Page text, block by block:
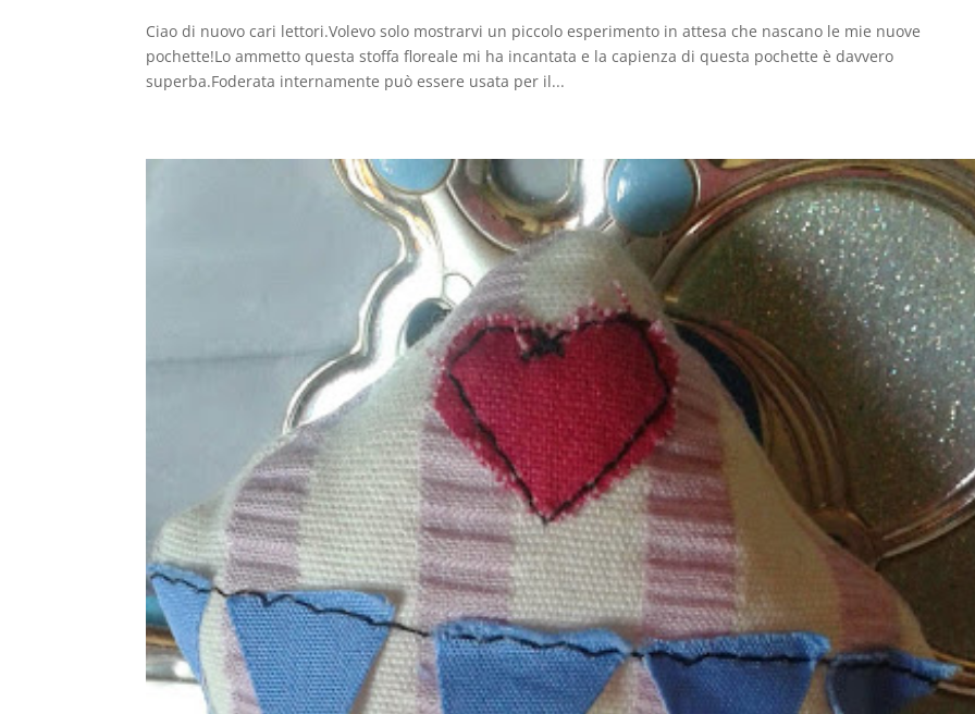
Ciao di nuovo cari lettori.Volevo solo mostrarvi un piccolo esperimento in attesa che nascano le mie nuove
pochette!Lo ammetto questa stoffa floreale mi ha incantata e la capienza di questa pochette è davvero
superba.Foderata internamente può essere usata per il...